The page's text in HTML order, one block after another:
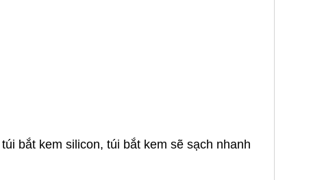
bắt kem silicon, túi bắt kem sẽ sạch nhanh